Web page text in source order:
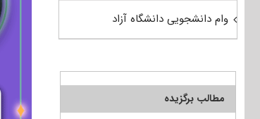
وام دانشجویی دانشگاه آزاد
مطالب برگزیده